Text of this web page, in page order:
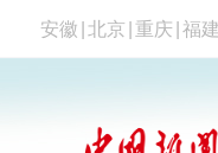
安徽 北京 重庆 福建